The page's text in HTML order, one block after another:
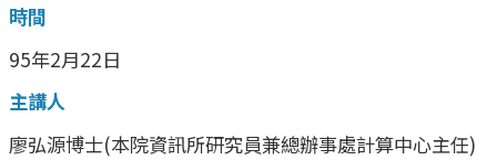
時間
95年2月22日
主講人
廖弘源博士(本院資訊所研究員兼總辦事處計算中心主任)